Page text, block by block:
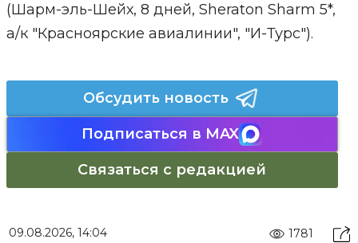
(Шарм-эль-Шейх, 8 дней, Sheraton Sharm 5*,
а/к "Красноярские авиалинии", "И-Турс").
Обсудить новость
Подписаться в MAX
Связаться с редакцией
09.08.2026, 14:04 1781